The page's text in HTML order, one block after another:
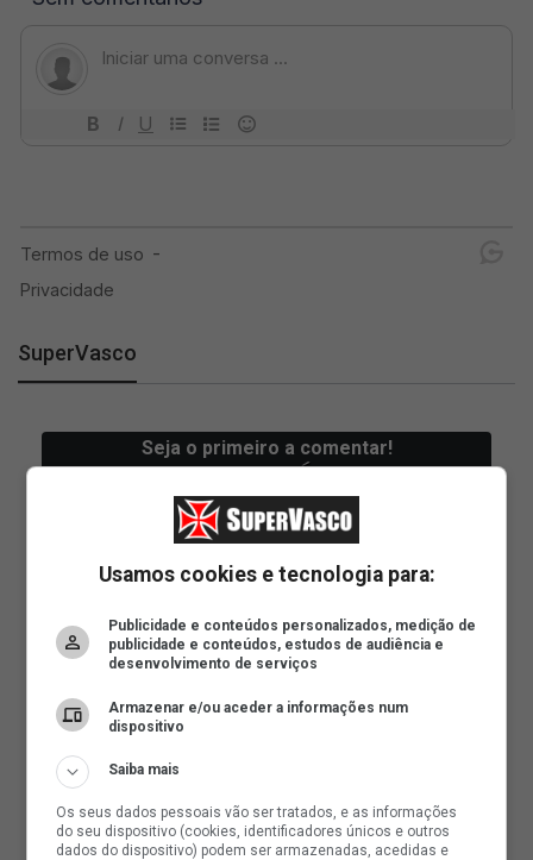
SuperVasco
Usamos cookies e tecnologia para:
Publicidade e conteúdos personalizados, medição de
publicidade e conteúdos, estudos de audiência e
desenvolvimento de serviços
Armazenar e/ou aceder a informações num
dispositivo
Saiba mais
Os seus dados pessoais vão ser tratados, e as informações
do seu dispositivo (cookies, identificadores únicos e outros
dados do dispositivo) podem ser armazenadas, acedidas e